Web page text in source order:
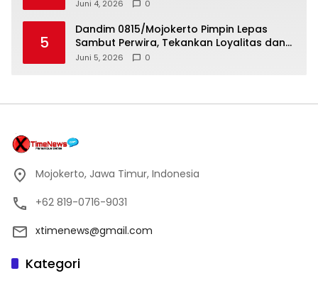
Juni 4, 2026 0
5
Dandim 0815/Mojokerto Pimpin Lepas
Sambut Perwira, Tekankan Loyalitas dan
Pengabdian Terbaik
Juni 5, 2026 0
Mojokerto, Jawa Timur, Indonesia
+62 819-0716-9031
xtimenews@gmail.com
Kategori